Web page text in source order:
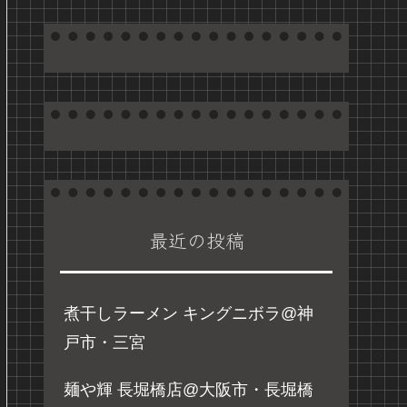
最近の投稿
煮干しラーメン キングニボラ@神
戸市・三宮
麺や輝 長堀橋店@大阪市・長堀橋